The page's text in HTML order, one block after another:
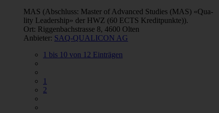
MAS (Abschluss: Ma­ster of Ad­van­ced Stu­dies (MAS) «Qua­
li­ty Lea­dership» der HWZ (60 ECTS Kre­dit­punk­te)).
Ort: Riggenbachstrasse 8, 4600 Olten
Anbieter: SAQ-QUALICON AG
1 bis 10 von 12 Einträgen
1
2